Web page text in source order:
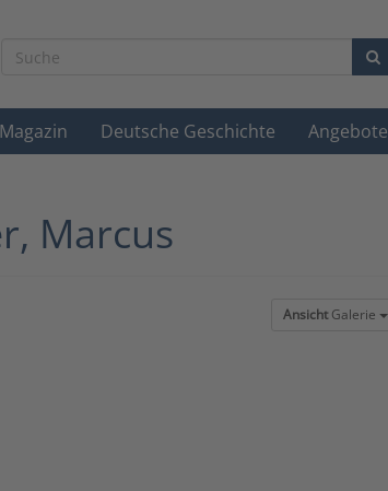
Deutsche Geschichte Angebote
Marcus
AnsichtGalerie